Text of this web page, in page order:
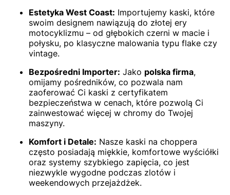
Estetyka West Coast: Importujemy kaski, które
swoim designem nawiązują do złotej ery
motocyklizmu – od głębokich czerni w macie i
połysku, po klasyczne malowania typu flake czy
vintage.
Bezpośredni Importer: Jako polska firma,
omijamy pośredników, co pozwala nam
zaoferować Ci kaski z certyfikatem
bezpieczeństwa w cenach, które pozwolą Ci
zainwestować więcej w chromy do Twojej
maszyny.
Komfort i Detale: Nasze kaski na choppera
często posiadają miękkie, komfortowe wyściółki
oraz systemy szybkiego zapięcia, co jest
niezwykle wygodne podczas zlotów i
weekendowych przejażdżek.